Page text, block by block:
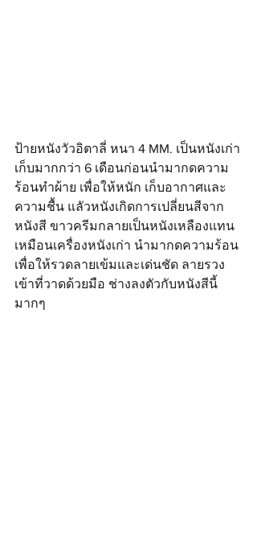
ป้ายหนังวัวอิตาลี่ หนา 4 MM. เป็นหนังเก่า
เก็บมากกว่า 6 เดือนก่อนนำมากดความ
ร้อนทำผ้าย เพื่อให้หนัก เก็บอากาศและ
ความชื้น แลัวหนังเกิดการเปลี่ยนสีจาก
หนังสี ขาวครีมกลายเป็นหนังเหลืองแทน
เหมือนเครื่องหนังเก่า นำมากดความร้อน
เพื่อให้รวดลายเข้มและเด่นชัด ลายรวง
เข้าที่วาดด้วยมือ ช่างลงตัวกับหนังสีนี้
มากๆ